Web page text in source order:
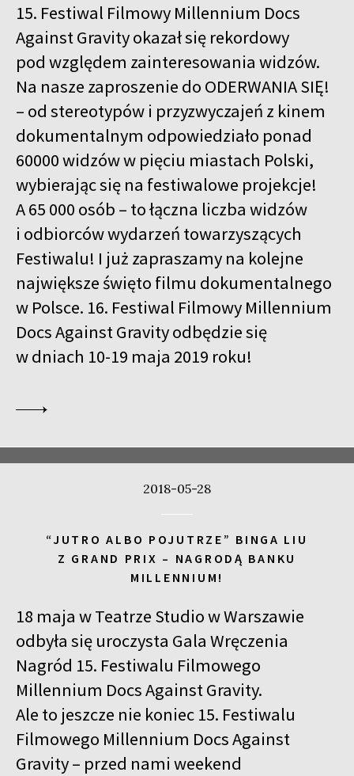
15. Festiwal Filmowy Millennium Docs
Against Gravity okazał się rekordowy
pod względem zainteresowania widzów.
Na nasze zaproszenie do ODERWANIA SIĘ!
– od stereotypów i przyzwyczajeń z kinem
dokumentalnym odpowiedziało ponad
60000 widzów w pięciu miastach Polski,
wybierając się na festiwalowe projekcje!
A 65 000 osób – to łączna liczba widzów
i odbiorców wydarzeń towarzyszących
Festiwalu! I już zapraszamy na kolejne
największe święto filmu dokumentalnego
w Polsce. 16. Festiwal Filmowy Millennium
Docs Against Gravity odbędzie się
w dniach 10-19 maja 2019 roku!
2018-05-28
“JUTRO ALBO POJUTRZE” BINGA LIU
Z GRAND PRIX – NAGRODĄ BANKU
MILLENNIUM!
18 maja w Teatrze Studio w Warszawie
odbyła się uroczysta Gala Wręczenia
Nagród 15. Festiwalu Filmowego
Millennium Docs Against Gravity.
Ale to jeszcze nie koniec 15. Festiwalu
Filmowego Millennium Docs Against
Gravity – przed nami weekend